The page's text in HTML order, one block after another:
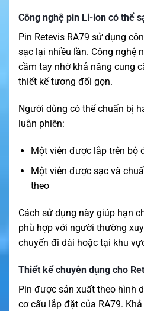
Công nghệ pin Li-ion có thể
Pin Retevis RA79 sử dụng
sạc lại nhiều lần. Công nghệ
cầm tay nhờ khả năng cung
thiết kế tương đối gọn.
Người dùng có thể chuẩn bị
luân phiên:
Một viên được lắp trên bộ
Một viên được sạc và
theo
Cách sử dụng này giúp hạn
phù hợp với người thường
chuyến đi dài hoặc tại khu
Thiết kế chuyên dụng cho
Pin được sản xuất theo hình
cơ cấu lắp đặt của RA79.